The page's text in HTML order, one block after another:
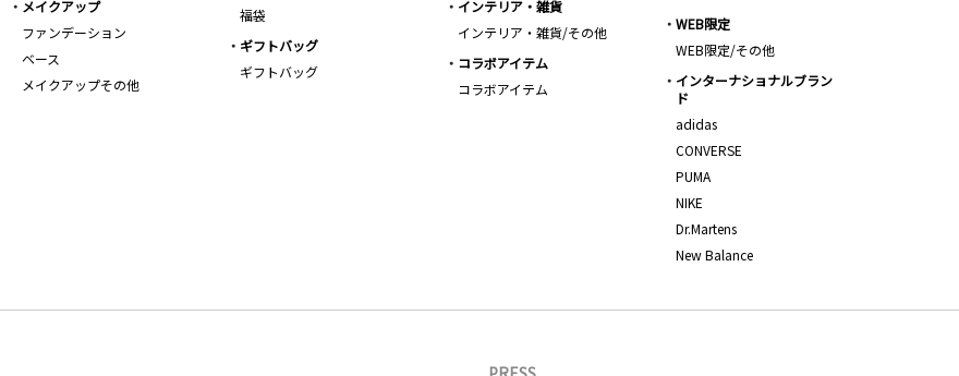
福袋
メイクアップ
ファンデーション
ベース
メイクアップその他
インテリア・雑貨
インテリア・雑貨/その他
WEB限定
WEB限定/その他
ギフトバッグ
ギフトバッグ
コラボアイテム
コラボアイテム
インターナショナルブラン
ド
adidas
CONVERSE
PUMA
NIKE
Dr.Martens
New Balance